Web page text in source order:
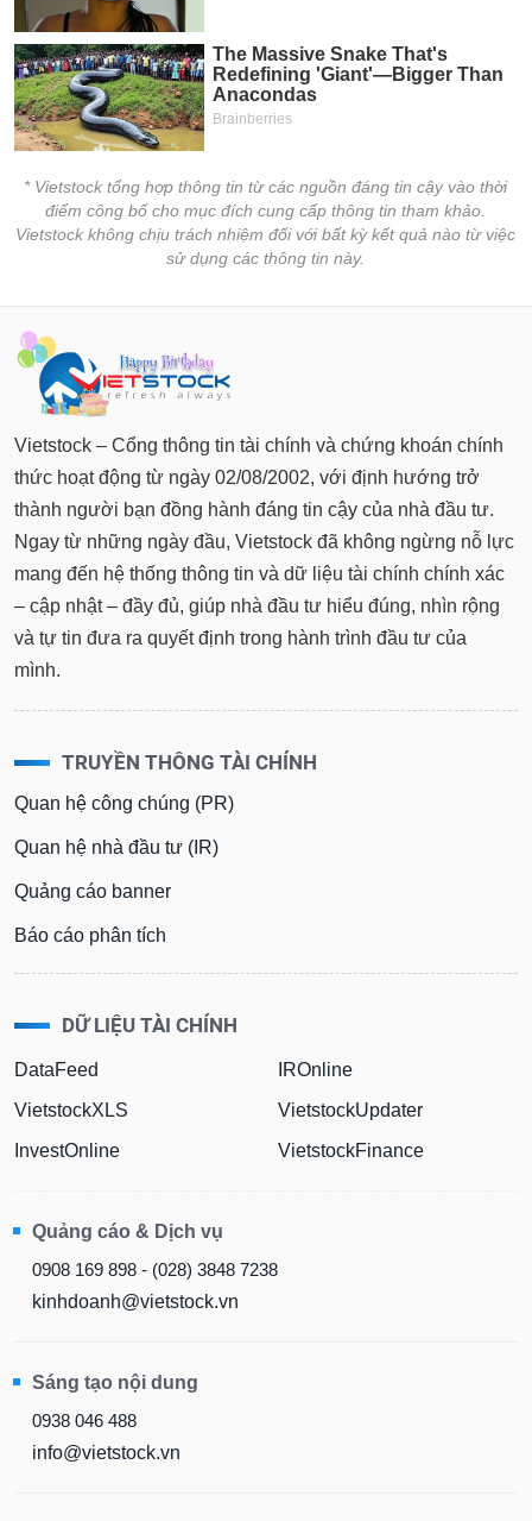
* Vietstock tổng hợp thông tin từ các nguồn đáng tin cậy vào thời
điểm công bố cho mục đích cung cấp thông tin tham khảo.
Vietstock không chịu trách nhiệm đối với bất kỳ kết quả nào từ việc
sử dụng các thông tin này.
Vietstock – Cổng thông tin tài chính và chứng khoán chính
thức hoạt động từ ngày 02/08/2002, với định hướng trở
thành người bạn đồng hành đáng tin cậy của nhà đầu tư.
Ngay từ những ngày đầu, Vietstock đã không ngừng nỗ lực
mang đến hệ thống thông tin và dữ liệu tài chính chính xác
– cập nhật – đầy đủ, giúp nhà đầu tư hiểu đúng, nhìn rộng
và tự tin đưa ra quyết định trong hành trình đầu tư của
mình.
TRUYỀN THÔNG TÀI CHÍNH
Quan hệ công chúng (PR)
Quan hệ nhà đầu tư (IR)
Quảng cáo banner
Báo cáo phân tích
DỮ LIỆU TÀI CHÍNH
DataFeed
VietstockXLS
InvestOnline
IROnline
VietstockUpdater
VietstockFinance
Quảng cáo & Dịch vụ
0908 169 898 - (028) 3848 7238
kinhdoanh@vietstock.vn
Sáng tạo nội dung
0938 046 488
info@vietstock.vn